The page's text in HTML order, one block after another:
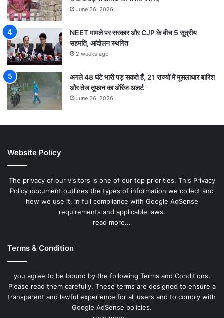
June 26, 2026
NEET मामले पर सरकार और CJP के बीच 5 सूत्रीय
सहमति, आंदोलन स्थगित
2 weeks ago
अगले 48 घंटे भारी पड़ सकते हैं, 21 राज्यों में मूसलाधार बारिश
और तेज तूफान का ऑरेंज अलर्ट
June 26, 2026
Website Policy
The privacy of our visitors is one of our top priorities. This Privacy
Policy document outlines the types of information we collect and
how we use it, in full compliance with Google AdSense
requirements and applicable laws.
read more...
Terms & Condition
you agree to be bound by the following Terms and Conditions.
Please read them carefully. These terms are designed to ensure a
transparent and lawful experience for all users and to comply with
Google AdSense policies.